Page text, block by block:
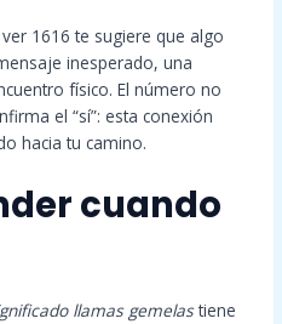
1616 te sugiere que algo
inesperado, una
físico. El número no
el “sí”: esta conexión
hacia tu camino.
cuando
llamas gemelastiene